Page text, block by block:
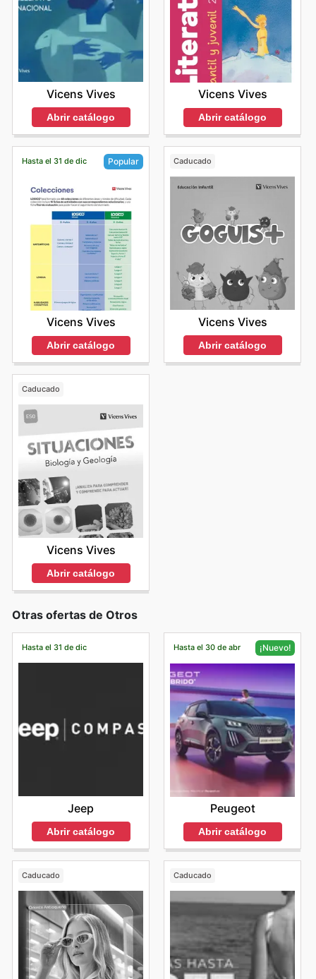
Vicens Vives
Abrir catálogo
Vicens Vives
Abrir catálogo
Hasta el 31 de dic Popular
Vicens Vives
Abrir catálogo
Caducado
Vicens Vives
Abrir catálogo
Caducado
Vicens Vives
Abrir catálogo
Otras ofertas de Otros
Hasta el 31 de dic
Jeep
Abrir catálogo
Hasta el 30 de abr ¡Nuevo!
Peugeot
Abrir catálogo
Caducado Caducado